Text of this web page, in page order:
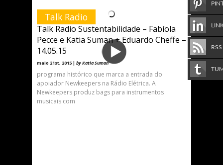
Talk Radio
Talk Radio Sustentabilidade – Fabíola
Pecce e Katia Suman + Eduardo Cheffe –
14.05.15
maio 21st, 2015 | by Katia Suman
programa histórico que marca a entrada do
apoiador Newkeepers na Rádio Elétrica. A
Newkeepers produz bags para instrumentos
musicais com
RSS